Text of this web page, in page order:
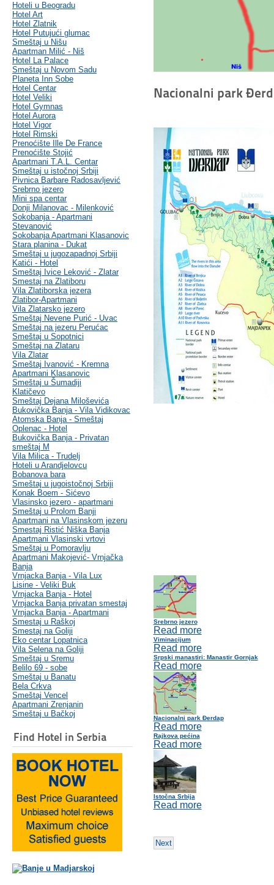
Hoteli u Beogradu
Hotel Art
Hotel Zlatnik
Hotel Putujući glumac
Smeštaj u Nišu
Apartman Milić - Niš
Hotel La Palace
Smeštaj u Novom Sadu
Planeta Inn Sobe
Hotel Centar
Hotel Veliki
Hotel Gymnas
Hotel Aurora
Hotel Vigor
Hotel Rimski
Prenoćište Ille De France
Prenoćište Stojić
Apartmani T.A.L. Centar
Smeštaj u istočnoj Srbiji
Pivnica Barbare Radosavljević
Srebrno jezero
Mini spa centar
Donji Milanovac - Milenković
Sokobanja - Apartmani
Stevanović
Sokobanja Apartmani Klasanovic
Stara planina - Dukat
Smeštaj u jugozapadnoj Srbiji
Katići - Hotel
Smeštaj Ivice Leković - Zlatar
Smestaj na Zlatiboru
Vila Zlatiborska jezera
Zlatibor-Apartmani
Vila Zlatarsko jezero
Smeštaj Nevene Purić - Uvac
Smeštaj na jezeru Perućac
Smeštaj u Sopotnici
Smeštaj na Zlataru
Vila Zlatar
Smeštaj Ivanović - Kremna
Apartmani Klasanovic
Smeštaj u Šumadiji
Klatičevo
Smeštaj Dejana Miloševića
Bukovička Banja - Vila Vidikovac
Atomska Banja - Smeštaj
Oplenac - Hotel
Bukovička Banja - Privatan
smeštaj M
Vila Milica - Trudelj
Hoteli u Arandjelovcu
Bobanova bara
Smeštaj u jugoistočnoj Srbiji
Konak Boem - Sićevo
Vlasinsko jezero - apartmani
Smeštaj u Prolom Banji
Apartmani na Vlasinskom jezeru
Smestaj Ristić Niška Banja
Apartmani Vlasinski vrtovi
Smeštaj u Pomoravlju
Apartmani Makojević- Vrnjačka
Banja
Vrnjacka Banja - Vila Lux
Lisine - Veliki Buk
Vrnjacka Banja - Hotel
Vrnjacka Banja privatan smestaj
Vrnjacka Banja - Apartmani
Smestaj u Raškoj
Smestaj na Goliji
Eko centar Lopatnica
Vila Selena na Goliji
Smeštaj u Sremu
Belilo 69 - sobe
Smeštaj u Banatu
Bela Crkva
Smeštaj Vencel
Apartmani Zrenjanin
Smeštaj u Bačkoj
Find Hotel in Serbia
Nacionalni park
Srebrno jezero
Read more
Viminacijum
Read more
Srpski manastiri: Manastir Gornjak
Read more
Nacionalni park Đerdap
Read more
Rajkova pećina
Read more
Istočna Srbija
Read more
Next